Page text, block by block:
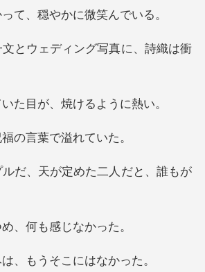
って、穏やか
ウェディング写真に、
いた目が、焼
福の言葉
、天が定めた二人だと
め、何も
、もうそこ